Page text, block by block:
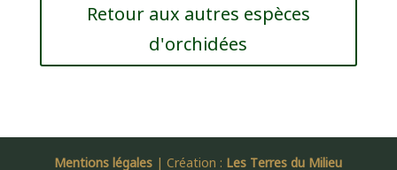
Retour aux autres espèces
d'orchidées
Mentions légales | Création : Les Terres du Milieu